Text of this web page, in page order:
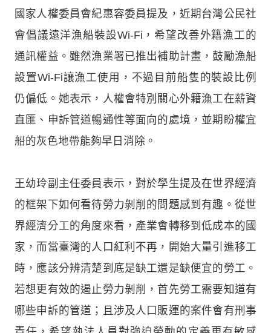
國家人權委員會紀惠容委員提及，近期台灣公民社
會倡議遠洋漁船裝設Wi-Fi，希望改善外籍漁工的
通訊權益。雖然漁業署已推出補助計畫，鼓勵漁船
設置Wi-Fi讓漁工使用，不過目前船隻的裝設比例
仍偏低。她表示，人權會特別關心外籍漁工在薪資
直匯、申訴管道暢通性等面向的處境，並期盼權宜
船的灰色地帶能夠早日消除。
王幼玲副主任委員表示，對於學生提及在世界經濟
的框架下如何看待勞力剝削的問題感到有趣。從世
界經濟分工的角度來看，產業會轉移到低成本的國
家，而當臺灣的人口紅利不再，開始大量引進移工
時，應該分辨清楚到底是缺工還是缺便宜的勞工。
若想更有效的遏止勞力剝削，首先勞工需要知道有
哪些申訴的管道；且涉及人口販運的案件會有刑事